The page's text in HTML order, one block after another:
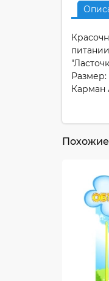
Карман